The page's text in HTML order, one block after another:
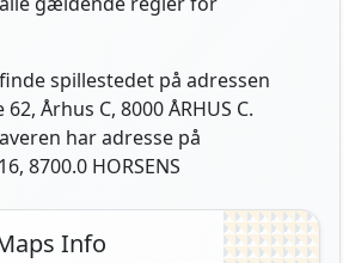
spillestedet på adressen
Århus C, 8000 ÅRHUS C.
har adresse på
8700.0 HORSENS
Info